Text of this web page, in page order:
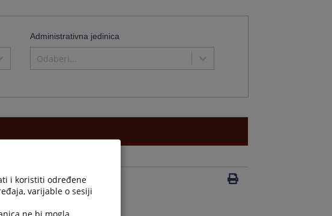
Administrativna jedinica
Odaberi...
i koristiti određene
varijable o sesiji
ne bi mogla